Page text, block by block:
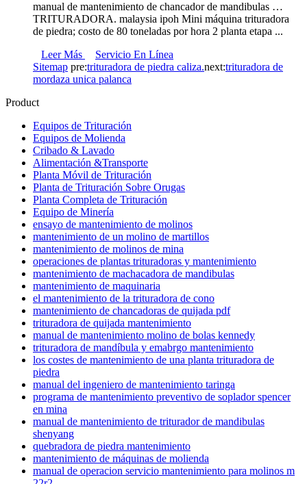
manual de mantenimiento de chancador de mandibulas …
TRITURADORA. malaysia ipoh Mini máquina trituradora
de piedra; costo de 80 toneladas por hora 2 planta etapa ...
Leer Más
Servicio En Línea
Sitemap pre:trituradora de piedra caliza.next:trituradora de
mordaza unica palanca
Product
Equipos de Trituración
Equipos de Molienda
Cribado & Lavado
Alimentación &Transporte
Planta Móvil de Trituración
Planta de Trituración Sobre Orugas
Planta Completa de Trituración
Equipo de Minería
ensayo de mantenimiento de molinos
mantenimiento de un molino de martillos
mantenimiento de molinos de mina
operaciones de plantas trituradoras y mantenimiento
mantenimiento de machacadora de mandibulas
mantenimiento de maquinaria
el mantenimiento de la trituradora de cono
mantenimiento de chancadoras de quijada pdf
trituradora de quijada mantenimiento
manual de mantenimiento molino de bolas kennedy
trituradora de mandíbula y emabrgo mantenimiento
los costes de mantenimiento de una planta trituradora de
piedra
manual del ingeniero de mantenimiento taringa
programa de mantenimiento preventivo de soplador spencer
en mina
manual de mantenimiento de triturador de mandibulas
shenyang
quebradora de piedra mantenimiento
mantenimiento de máquinas de molienda
manual de operacion servicio mantenimiento para molinos m